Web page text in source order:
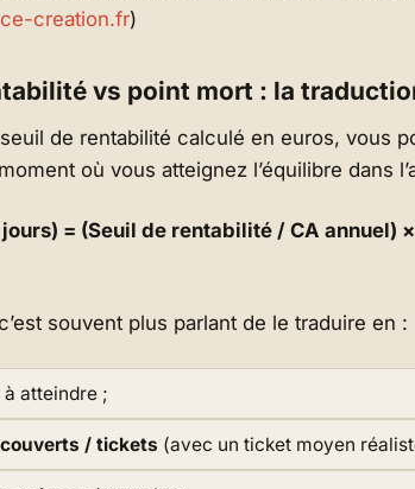
creation.fr)
vs point mort : la
de rentabilité calculé en euros, vous
où vous atteignez l’équilibre dans
= (Seuil de rentabilité / CA annuel)
souvent plus parlant de le traduire en :
à atteindre ;
/ tickets (avec un ticket moyen